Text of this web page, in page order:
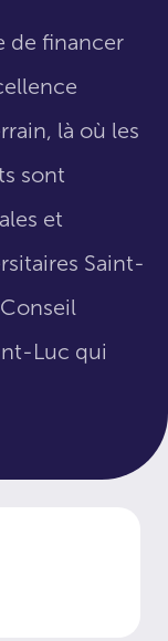
de financer
là où les
sont
et
Saint-
Luc qui